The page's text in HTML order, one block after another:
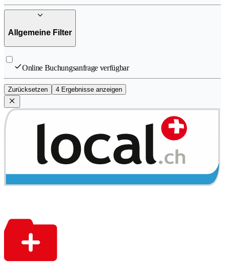
Allgemeine Filter
Online Buchungsanfrage verfügbar
Zurücksetzen 4 Ergebnisse anzeigen